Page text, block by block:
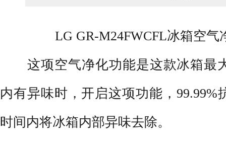
LG GR-M24FWCFL冰箱空气
这项空气净化功能是这款冰箱最
内有异味时，开启这项功能，99.99%
时间内将冰箱内部异味去除。